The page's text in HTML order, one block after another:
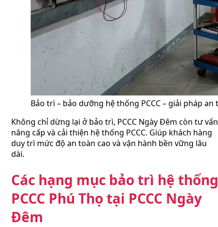
Bảo trì – bảo dưỡng hệ thống PCCC – giải pháp an
Không chỉ dừng lại ở bảo trì, PCCC Ngày Đêm còn tư vấn
nâng cấp và cải thiện hệ thống PCCC. Giúp khách hàng
duy trì mức độ an toàn cao và vận hành bền vững lâu
dài.
Các hạng mục bảo trì hệ thống
PCCC Phú Thọ tại PCCC Ngày
Đêm